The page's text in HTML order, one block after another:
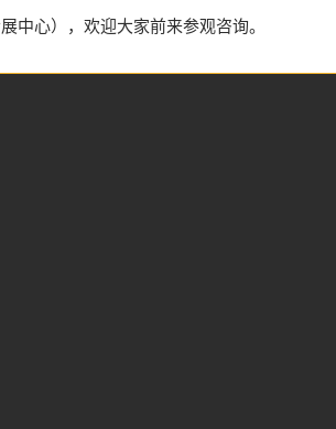
中心），欢迎大家前来参观咨询。